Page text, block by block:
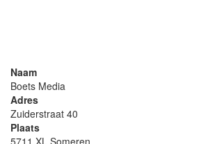
Naam
Boets Media
Adres
Zuiderstraat 40
Plaats
5711 XL Someren